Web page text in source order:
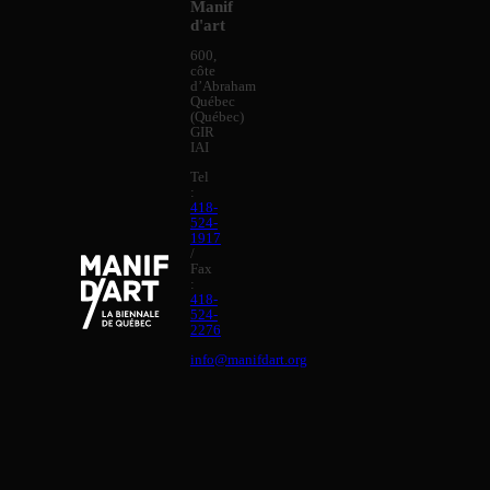
Manif
d'art
600,
côte
d’Abraham
Québec
(Québec)
GIR
IAI
Tel
:
418-
524-
1917
/
Fax
:
418-
524-
2276
info@manifdart.org